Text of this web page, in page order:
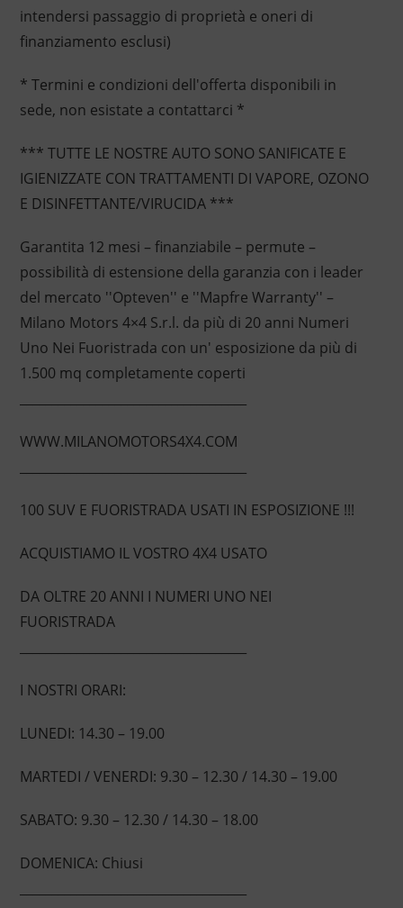
intendersi passaggio di proprietà e oneri di
finanziamento esclusi)
* Termini e condizioni dell'offerta disponibili in
sede, non esistate a contattarci *
*** TUTTE LE NOSTRE AUTO SONO SANIFICATE E
IGIENIZZATE CON TRATTAMENTI DI VAPORE, OZONO
E DISINFETTANTE/VIRUCIDA ***
Garantita 12 mesi – finanziabile – permute –
possibilità di estensione della garanzia con i leader
del mercato ''Opteven'' e ''Mapfre Warranty'' –
Milano Motors 4×4 S.r.l. da più di 20 anni Numeri
Uno Nei Fuoristrada con un' esposizione da più di
1.500 mq completamente coperti
WWW.MILANOMOTORS4X4.COM
100 SUV E FUORISTRADA USATI IN ESPOSIZIONE !!!
ACQUISTIAMO IL VOSTRO 4X4 USATO
DA OLTRE 20 ANNI I NUMERI UNO NEI
FUORISTRADA
I NOSTRI ORARI:
LUNEDI: 14.30 – 19.00
MARTEDI / VENERDI: 9.30 – 12.30 / 14.30 – 19.00
SABATO: 9.30 – 12.30 / 14.30 – 18.00
DOMENICA: Chiusi